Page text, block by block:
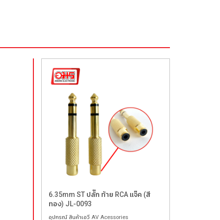
6.35mm ST ปลั๊ก ท้าย RCA แจ๊ค (สี
ทอง) JL-0093
อุปกรณ์ สินค้าเอวี AV Acessories